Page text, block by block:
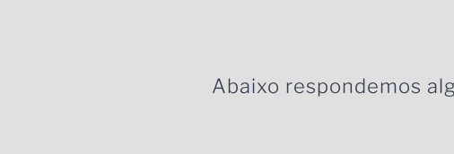
Abaixo respondemos